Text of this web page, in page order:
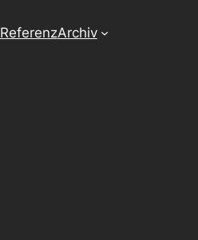
ReferenzArchiv